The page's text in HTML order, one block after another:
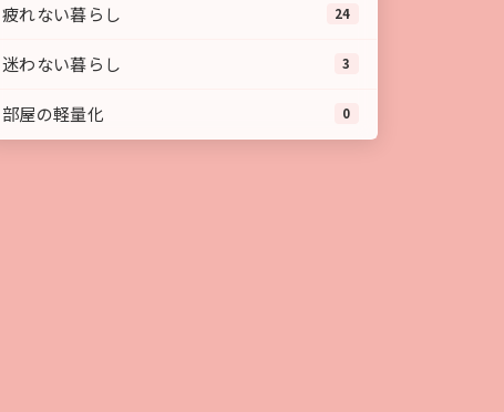
疲れない暮らし 24
迷わない暮らし 3
部屋の軽量化 0